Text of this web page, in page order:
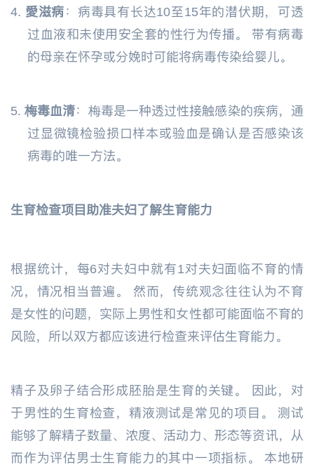
4. 愛滋病 ：病毒具有长达10至15年的潜伏期，可透
过血液和未使用安全套的性行为传播。 带有病毒
的母亲在怀孕或分娩时可能将病毒传染给婴儿。
5.梅毒血清：梅毒是一种透过性接触感染的疾病，通
过显微镜检验损口样本或验血是确认是否感染该
病毒的唯一方法。
生育检查项目助准夫妇了解生育能力
根据统计，每6对夫妇中就有1对夫妇面临不育的情
况，情况相当普遍。 然而，传统观念往往认为不育
是女性的问题，实际上男性和女性都可能面临不育的
风险，所以双方都应该进行检查来评估生育能力。
精子及卵子结合形成胚胎是生育的关键。 因此，对
于男性的生育检查，精液测试是常见的项目。 测试
能够了解精子数量、浓度、活动力、形态等资讯，从
而作为评估男士生育能力的其中一项指标。 本地研